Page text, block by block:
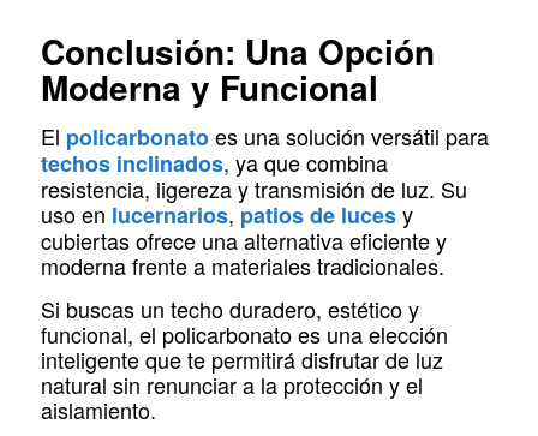
Conclusión: Una Opción
Moderna y Funcional
El policarbonatoes una solución versátil para
techos inclinados, ya que combina
resistencia, ligereza y transmisión de luz. Su
uso en lucernarios, patios de lucesy
cubiertas ofrece una alternativa eficiente y
moderna frente a materiales tradicionales.
Si buscas un techo duradero, estético y
funcional, el policarbonato es una elección
inteligente que te permitirá disfrutar de luz
natural sin renunciar a la protección y el
aislamiento.